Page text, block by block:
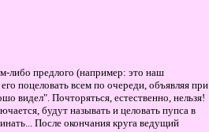
либо предлого (например: это наш
поцеловать всем по очереди, объявляя при
видел". Почторяться, естественно, нельзя!
будут называть и целовать пупса в
После окончания круга ведущий